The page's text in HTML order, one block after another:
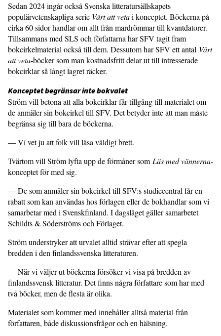
Sedan 2024 ingår också Svenska litteratursällskapets
populärvetenskapliga serie Värt att vetai konceptet. Böckerna på
cirka 60 sidor handlar om allt från mardrömmar till kvantdatorer.
Tillsammans med SLS och författarna har SFV tagit fram
bokcirkelmaterial också till dem. Dessutom har SFV ett antal Värt
att veta-böcker som man kostnadsfritt delar ut till intresserade
bokcirklar så långt lagret räcker.
Konceptet begränsar inte bokvalet
Ström vill betona att alla bokcirklar får tillgång till materialet om
de anmäler sin bokcirkel till SFV. Det betyder inte att man måste
begränsa sig till bara de böckerna.
— Vi vet ju att folk vill läsa väldigt brett.
Tvärtom vill Ström lyfta upp de förmåner som Läs med vännerna-
konceptet för med sig.
— De som anmäler sin bokcirkel till SFV:s studiecentral får en
rabatt som kan användas hos förlagen eller de bokhandlar som vi
samarbetar med i Svenskfinland. I dagsläget gäller samarbetet
Schildts & Söderströms och Förlaget.
Ström understryker att urvalet alltid strävar efter att spegla
bredden i den finlandssvenska litteraturen.
— När vi väljer ut böckerna försöker vi visa på bredden av
finlandssvensk litteratur. Det finns några författare som har med
två böcker, men de flesta är olika.
Materialet som kommer med innehåller alltså material från
författaren, både diskussionsfrågor och en hälsning.